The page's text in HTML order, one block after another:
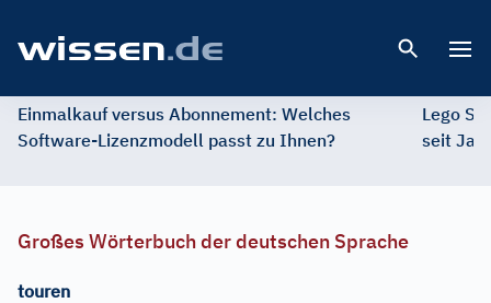
Einmalkauf versus Abonnement: Welches
Software-Lizenzmodell passt zu Ihnen?
Lego
seit
Großes Wörterbuch der deutschen Sprache
touren